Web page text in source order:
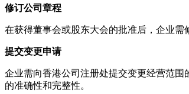
修订公司章程
在获得董事会或股东大会的批准后，企业需
提交变更申请
企业需向香港公司注册处提交变更经营范
的准确性和完整性。